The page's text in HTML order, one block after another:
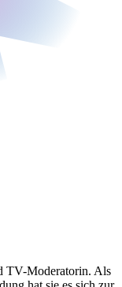
TV-Moderatorin. Als